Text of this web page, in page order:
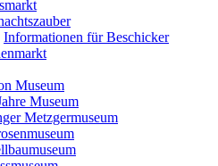
Informationen für Beschicker
Museum
Museum
Metzgermuseum